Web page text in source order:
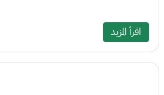
اقرأ المزيد